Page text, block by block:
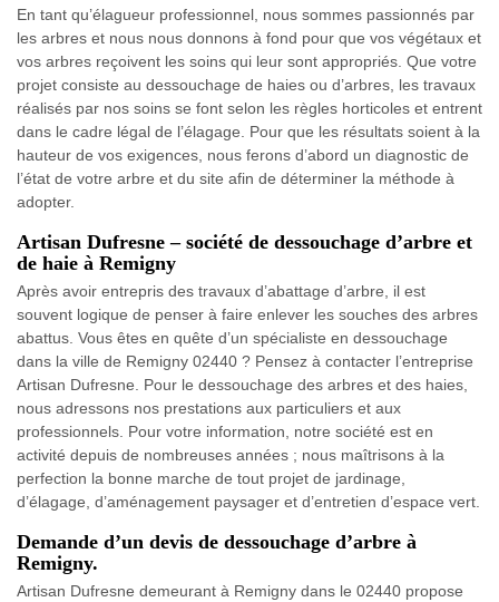
En tant qu’élagueur professionnel, nous sommes passionnés par
les arbres et nous nous donnons à fond pour que vos végétaux et
vos arbres reçoivent les soins qui leur sont appropriés. Que votre
projet consiste au dessouchage de haies ou d’arbres, les travaux
réalisés par nos soins se font selon les règles horticoles et entrent
dans le cadre légal de l’élagage. Pour que les résultats soient à la
hauteur de vos exigences, nous ferons d’abord un diagnostic de
l’état de votre arbre et du site afin de déterminer la méthode à
adopter.
Artisan Dufresne – société de dessouchage d’arbre et
de haie à Remigny
Après avoir entrepris des travaux d’abattage d’arbre, il est
souvent logique de penser à faire enlever les souches des arbres
abattus. Vous êtes en quête d’un spécialiste en dessouchage
dans la ville de Remigny 02440 ? Pensez à contacter l’entreprise
Artisan Dufresne. Pour le dessouchage des arbres et des haies,
nous adressons nos prestations aux particuliers et aux
professionnels. Pour votre information, notre société est en
activité depuis de nombreuses années ; nous maîtrisons à la
perfection la bonne marche de tout projet de jardinage,
d’élagage, d’aménagement paysager et d’entretien d’espace vert.
Demande d’un devis de dessouchage d’arbre à
Remigny.
Artisan Dufresne demeurant à Remigny dans le 02440 propose